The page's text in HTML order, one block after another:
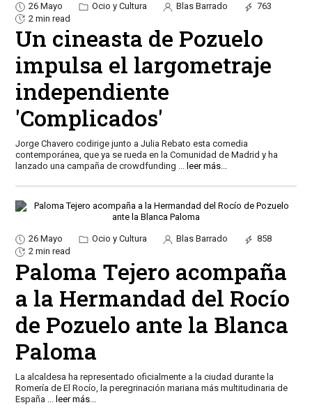
26 Mayo Ocio y Cultura Blas Barrado
763
2 min read
Un cineasta de Pozuelo
impulsa el largometraje
independiente
'Complicados'
Jorge Chavero codirige junto a Julia Rebato esta comedia
contemporánea, que ya se rueda en la Comunidad de Madrid y ha
lanzado una campaña de crowdfunding ... leer más...
26 Mayo Ocio y Cultura Blas Barrado
858
2 min read
Paloma Tejero acompaña
a la Hermandad del Rocío
de Pozuelo ante la Blanca
Paloma
La alcaldesa ha representado oficialmente a la ciudad durante la
Romería de El Rocío, la peregrinación mariana más multitudinaria de
España
leer más...